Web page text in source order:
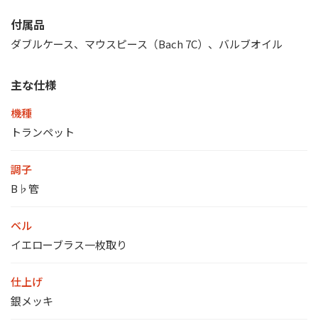
付属品
ダブルケース、マウスピース（Bach 7C）、バルブオイル
主な仕様
機種
トランペット
調子
B♭管
ベル
イエローブラス一枚取り
仕上げ
銀メッキ